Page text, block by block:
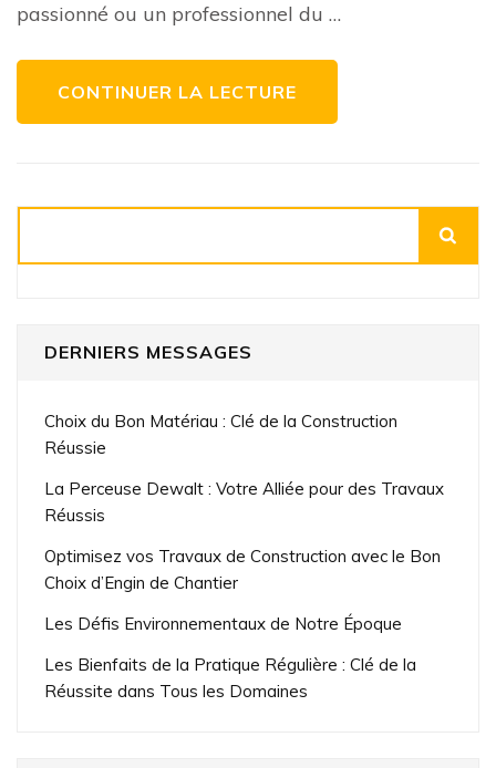
passionné ou un professionnel du …
CONTINUER LA LECTURE
DERNIERS MESSAGES
Choix du Bon Matériau : Clé de la Construction
Réussie
La Perceuse Dewalt : Votre Alliée pour des Travaux
Réussis
Optimisez vos Travaux de Construction avec le Bon
Choix d’Engin de Chantier
Les Défis Environnementaux de Notre Époque
Les Bienfaits de la Pratique Régulière : Clé de la
Réussite dans Tous les Domaines